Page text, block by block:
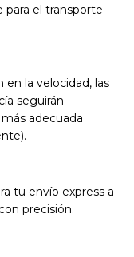
para el transporte
en la velocidad, las
seguirán
adecuada
tu envío express a
precisión.